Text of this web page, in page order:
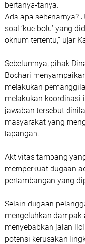
bertanya-tanya.
Ada apa sebenarnya?
soal ‘kue bolu’ yang
oknum tertentu,” ujar
Sebelumnya, pihak
Bochari
melakukan
melakukan koordinasi
jawaban tersebut
masyarakat yang
lapangan.
Aktivitas tambang
memperkuat dugaan
pertambangan yang
Selain dugaan
mengeluhkan
menyebabkan jalan
potensi kerusakan